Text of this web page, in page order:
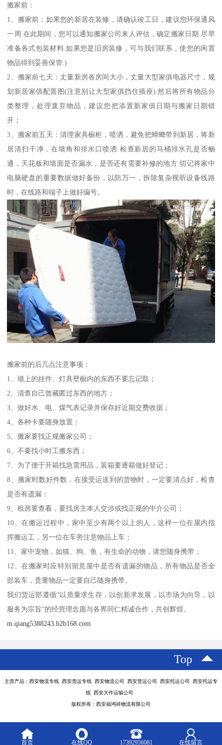
搬家前：
1、搬家前：如果您的新居在装修，请确认竣工日，建议您环保通风
一周.在此期间，您可以通知搬家公司来人评估，确定搬家日期.尽早
准备各式包装材料.如果您是旧房装修，可与我们联系，使您的闲置
物品得到妥善保管.)
2、搬家前七天：丈量新房各房间大小，丈量大型家俱电器尺寸，规
划新居家俱配置图(注意别让大型家俱挡住插座).然后将所有物品分
类整理，处理废弃物品，建议您把添置新家俱日期与搬家日期错
开；
3、搬家前五天：清理家具橱柜，喷洒，避免把蟑螂带到新居，将新
居清扫干净，在墙角和排水口喷洒.检查新居的马桶排水孔是否畅
通，天花板和墙面是否漏水，是否还有需要补修的地方.切记将家中
电脑硬盘的重要数据做好备份，以防万一，拆除复杂视听设备线路
时，在线路和端子上做好编号。
搬家前的后几点注意事项：
1、墙上的挂件、灯具壁橱内的东西不要忘记取；
2、清查自己曾藏匿过东西的地方；
3、做好水、电、煤气表记录并保存好近期交费收据；
4、各种卡要随身放置；
5、搬家要找正规搬家公司；
6、不要找小时工搬东西；
7、为了便于开箱找急需用品，装箱要逐箱做好登记；
8、搬家时数好件数，在接受运送到的货物时，一定要清点好，检查
是否有遗漏；
9、租房要查看，要找房主本人交涉或找正规的中介公司；
10、在搬运过程中，家中至少有两个以上的人，这样一位在屋内指
挥搬运工，另一位在车旁注意物品上车；
11、家中宠物，如猫、狗、鱼，有生命的动物，请您随身携带；
12、在搬家时应特别留意屋中是否有遗漏的物品，所有物品是否全
部装车，贵重物品一定要自己随身携带。
我们货运部遵循“以质量求生存，以创新求发展，以市场为向导，以
服务为宗旨”的经营理念愿与各界同仁精诚合作，共创辉煌。
m.qiang5388243.b2b168.com
Top
主营产品：西安物流专线 西安货运专线 西安物流公司 西安货运公司 西安托运公司 西安托运专
线 西安大件运输公司
版权所有：西安福鸿祥物流有限公司
首页 在线QQ 17392956081 在线留言